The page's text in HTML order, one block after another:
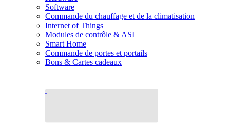
Software
Commande du chauffage et de la climatisation
Internet of Things
Modules de contrôle & ASI
Smart Home
Commande de portes et portails
Bons & Cartes cadeaux